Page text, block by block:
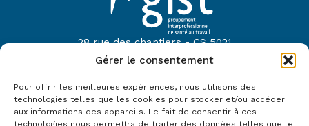
Gérer le consentement
Pour offrir les meilleures expériences, nous utilisons des
technologies telles que les cookies pour stocker et/ou accéder
aux informations des appareils. Le fait de consentir à ces
technologies nous permettra de traiter des données telles que le
28 rue des chantiers - CS 5021
44614 Saint-Nazaire
Tel :02 40 22 52 42
Mail :contact@gist44.fr